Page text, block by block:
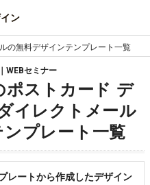
ン
の無料デザインテンプレート一覧
WEBセミナー
ポストカード デ
イレクトメール
プレート一覧
レートから作成したデザイン